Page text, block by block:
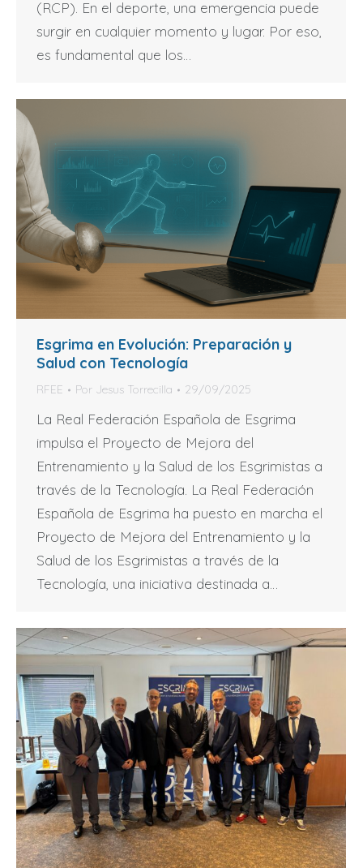
(RCP). En el deporte, una emergencia puede
surgir en cualquier momento y lugar. Por eso,
es fundamental que los…
Esgrima en Evolución: Preparación y
Salud con Tecnología
RFEE Por Jesus Torrecilla 29/09/2025
La Real Federación Española de Esgrima
impulsa el Proyecto de Mejora del
Entrenamiento y la Salud de los Esgrimistas a
través de la Tecnología. La Real Federación
Española de Esgrima ha puesto en marcha el
Proyecto de Mejora del Entrenamiento y la
Salud de los Esgrimistas a través de la
Tecnología, una iniciativa destinada a…